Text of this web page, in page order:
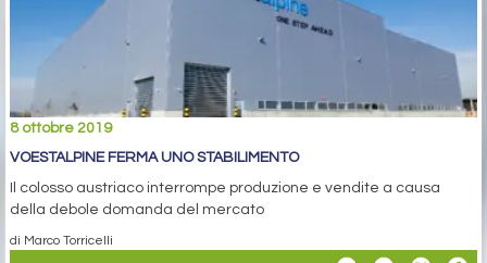
8 ottobre 2019
VOESTALPINE FERMA UNO STABILIMENTO
Il colosso austriaco interrompe produzione e vendite a causa
della debole domanda del mercato
di Marco Torricelli